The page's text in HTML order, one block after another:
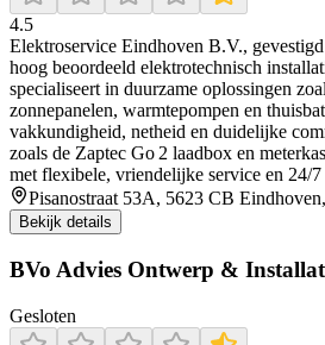
4.5
Elektroservice Eindhoven B.V.,
hoog beoordeeld elektrotechnisch
specialiseert in duurzame oplossingen
zonnepanelen, warmtepompen en
vakkundigheid, netheid en duidelijke
zoals de Zaptec Go 2 laadbox en
met flexibele, vriendelijke service en 24/
Pisanostraat 53A, 5623 CB
Bekijk details
BVo Advies Ontwerp &
Gesloten